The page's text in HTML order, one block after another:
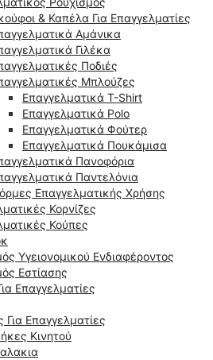
& Καπέλα Για Επαγγελματίες
Αμάνικα
Γιλέκα
Ποδιές
Μπλούζες
Επαγγελματικά T-Shirt
Επαγγελματικά Polo
Επαγγελματικά Φούτερ
Επαγγελματικά Πουκάμισα
Πανοφόρια
Παντελόνια
Επαγγελματικής Χρήσης
Κορνίζες
Κούπες
Υγειονομικού Ενδιαφέροντος
Εστίασης
Επαγγελματίες
Για Επαγγελματίες
Κινητού